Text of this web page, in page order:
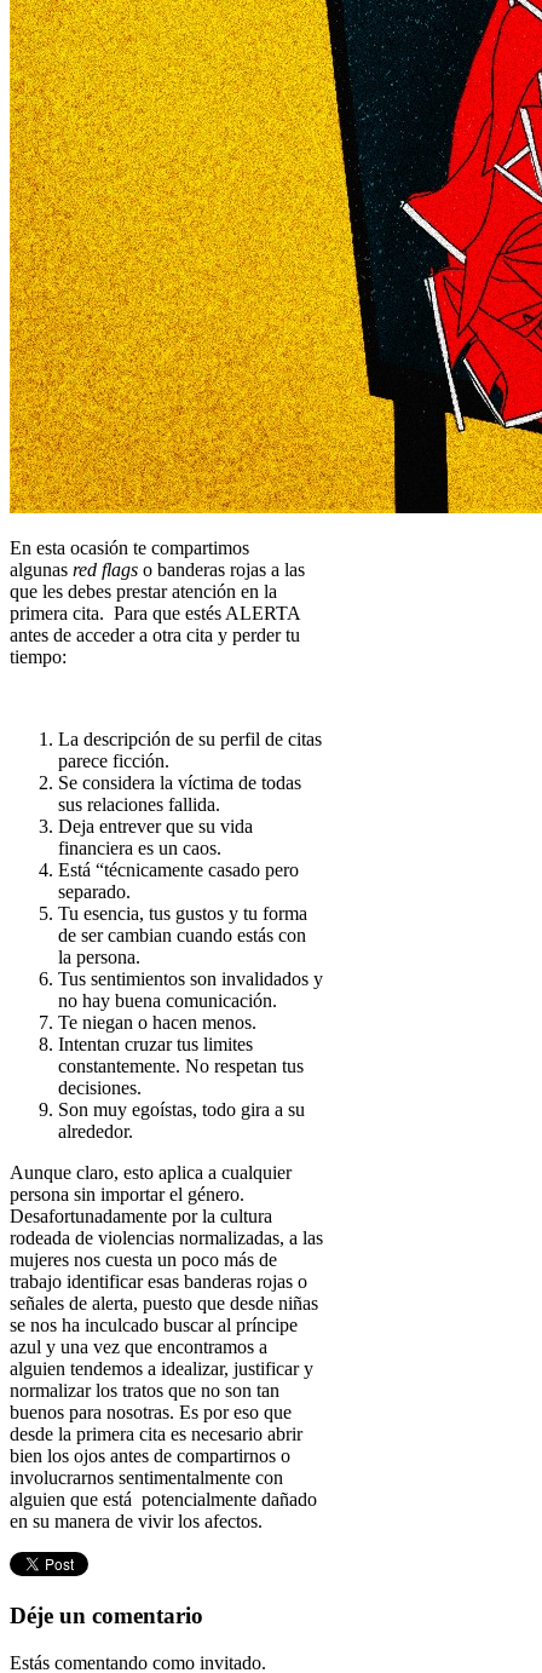
En esta ocasión te compartimos
algunas red flags o banderas rojas a las
que les debes prestar atención en la
primera cita. Para que estés ALERTA
antes de acceder a otra cita y perder tu
tiempo:
La descripción de su perfil de citas
parece ficción.
Se considera la víctima de todas
sus relaciones fallida.
Deja entrever que su vida
financiera es un caos.
Está “técnicamente casado pero
separado.
Tu esencia, tus gustos y tu forma
de ser cambian cuando estás con
la persona.
Tus sentimientos son invalidados y
no hay buena comunicación.
Te niegan o hacen menos.
Intentan cruzar tus limites
constantemente. No respetan tus
decisiones.
Son muy egoístas, todo gira a su
alrededor.
Aunque claro, esto aplica a cualquier
persona sin importar el género.
Desafortunadamente por la cultura
rodeada de violencias normalizadas, a las
mujeres nos cuesta un poco más de
trabajo identificar esas banderas rojas o
señales de alerta, puesto que desde niñas
se nos ha inculcado buscar al príncipe
azul y una vez que encontramos a
alguien tendemos a idealizar, justificar y
normalizar los tratos que no son tan
buenos para nosotras. Es por eso que
desde la primera cita es necesario abrir
bien los ojos antes de compartirnos o
involucrarnos sentimentalmente con
alguien que está potencialmente dañado
en su manera de vivir los afectos.
Déje un comentario
Estás comentando como invitado.